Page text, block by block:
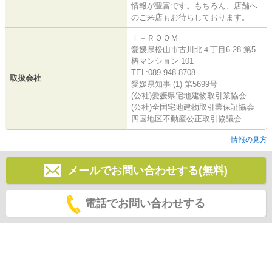
情報が豊富です。もちろん、店舗へ
のご来店もお待ちしております。
取扱会社
Ｉ－ＲＯＯＭ
愛媛県松山市古川北４丁目6-28 第5
椿マンション 101
TEL:089-948-8708
愛媛県知事 (1) 第5699号
(公社)愛媛県宅地建物取引業協会
(公社)全国宅地建物取引業保証協会
四国地区不動産公正取引協議会
情報の見方
メールでお問い合わせする(無料)
電話でお問い合わせする